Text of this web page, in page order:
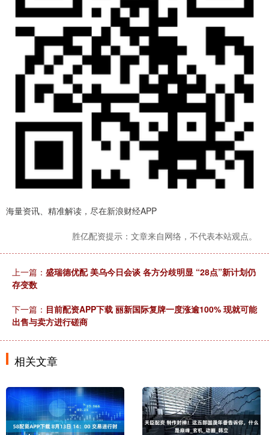
海量资讯、精准解读，尽在新浪财经APP
胜亿配资提示：文章来自网络，不代表本站观点。
上一篇： 盛瑞德优配 美乌今日会谈 各方分歧明显 “28点”新计划仍
存变数
下一篇： 目前配资APP下载 丽新国际复牌一度涨逾100% 现就可能
出售与卖方进行磋商
相关文章